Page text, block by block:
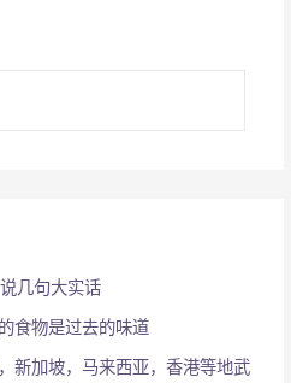
几句大实话
食物是过去的味道
新加坡，马来西亚，香港等地武